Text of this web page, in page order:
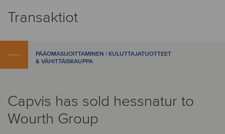
Transaktiot
PÄÄOMASIJOITTAMINEN | KULUTTAJATUOTTEET
& VÄHITTÄISKAUPPA
Capvis has sold hessnatur to
Wourth Group